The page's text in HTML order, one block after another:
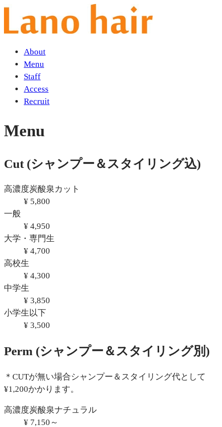
About
Menu
Staff
Access
Recruit
Menu
Cut (シャンプー＆スタイリング込)
高濃度炭酸泉カット
¥ 5,800
一般
¥ 4,950
大学・専門生
¥ 4,700
高校生
¥ 4,300
中学生
¥ 3,850
小学生以下
¥ 3,500
Perm (シャンプー＆スタイリング別)
＊CUTが無い場合シャンプー＆スタイリング代として
¥1,200かかります。
高濃度炭酸泉ナチュラル
¥ 7,150～